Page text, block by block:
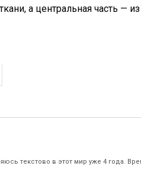
а центральная часть — из
текстово в этот мир уже 4 года.